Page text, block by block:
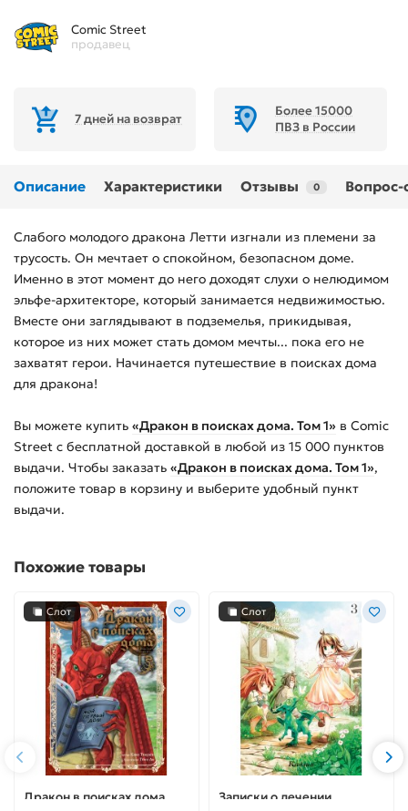
Comic Street
продавец
7 дней на возврат
Более 15000
ПВЗ в России
Описание Характеристики Отзывы 0 Вопрос-
Слабого молодого дракона Летти изгнали из племени за
трусость. Он мечтает о спокойном, безопасном доме.
Именно в этот момент до него доходят слухи о нелюдимом
эльфе-архитекторе, который занимается недвижимостью.
Вместе они заглядывают в подземелья, прикидывая,
которое из них может стать домом мечты... пока его не
захватят герои. Начинается путешествие в поисках дома
для дракона!
Вы можете купить «Дракон в поисках дома. Том 1» в Comic
Street с бесплатной доставкой в любой из 15 000 пунктов
выдачи. Чтобы заказать «Дракон в поисках дома. Том 1»,
положите товар в корзину и выберите удобный пункт
выдачи.
Похожие товары
Слот
Дракон в поисках дома.
Слот
Записки о лечении